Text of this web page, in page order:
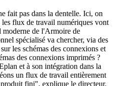
fait pas dans la dentelle. Ici, on
flux de travail numériques vont
moderne de l'Armoire de
spécialisé va chercher, via des
les schémas des connexions et
des connexions imprimés ?
et à son intégration dans la
un flux de travail entièrement
fini", explique le directeur.